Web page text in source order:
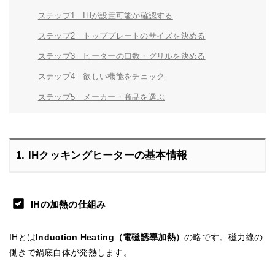
ステップ1 IHが設置可能か確認する
ステップ2 トッププレートのサイズを決める
ステップ3 ヒーターの口数・グリルを決める
ステップ4 欲しい機能をチェック
ステップ5 メーカー・商品を選ぶ
1. IHクッキングヒーターの基本情報
IHの加熱の仕組み
IHとはInduction Heating（電磁誘導加熱）の略です。磁力線の
働きで鍋底自体が発熱します。